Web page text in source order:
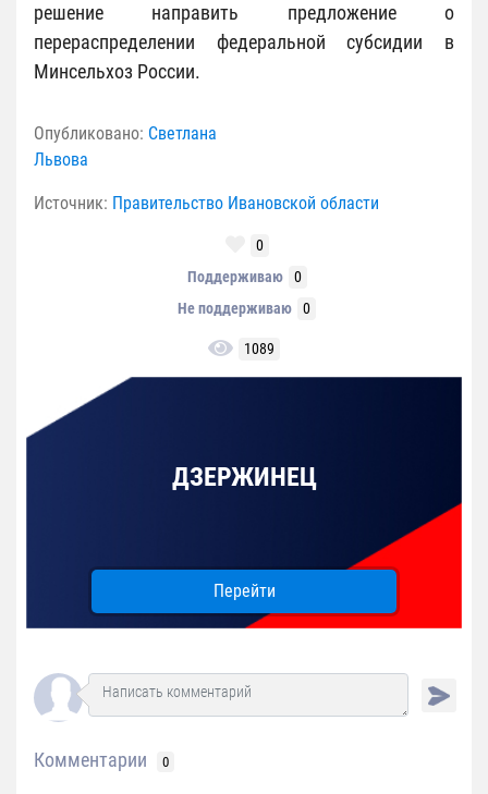
решение направить предложение о
перераспределении федеральной субсидии в
Минсельхоз России.
Опубликовано: Светлана
Львова
Источник: Правительство Ивановской области
0
Поддерживаю
0
Не поддерживаю
0
1089
ДЗЕРЖИНЕЦ
Перейти
Комментарии 0